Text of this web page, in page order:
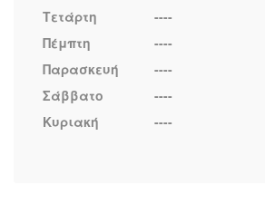
Τετάρτη
----
Πέμπτη
----
Παρασκευή
----
Σάββατο
----
Κυριακή
----